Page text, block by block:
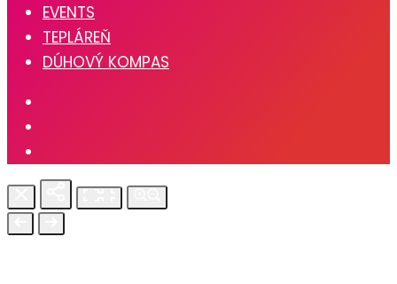
EVENTS
TEPLÁREŇ
DÚHOVÝ KOMPAS